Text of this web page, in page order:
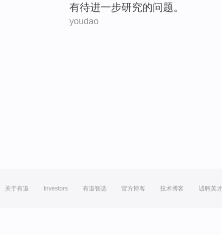
有待进一步研究的问题。
youdao
关于有道 Investors 有道智选 官方博客 技术博客 诚聘英才